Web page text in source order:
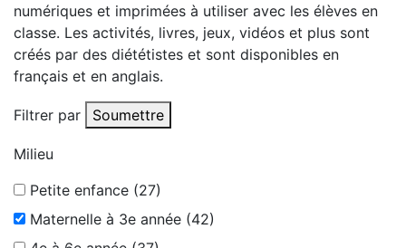
numériques et imprimées à utiliser avec les élèves en
classe. Les activités, livres, jeux, vidéos et plus sont
créés par des diététistes et sont disponibles en
français et en anglais.
Filtrer par Soumettre
Milieu
Petite enfance (27)
Maternelle à 3e année (42)